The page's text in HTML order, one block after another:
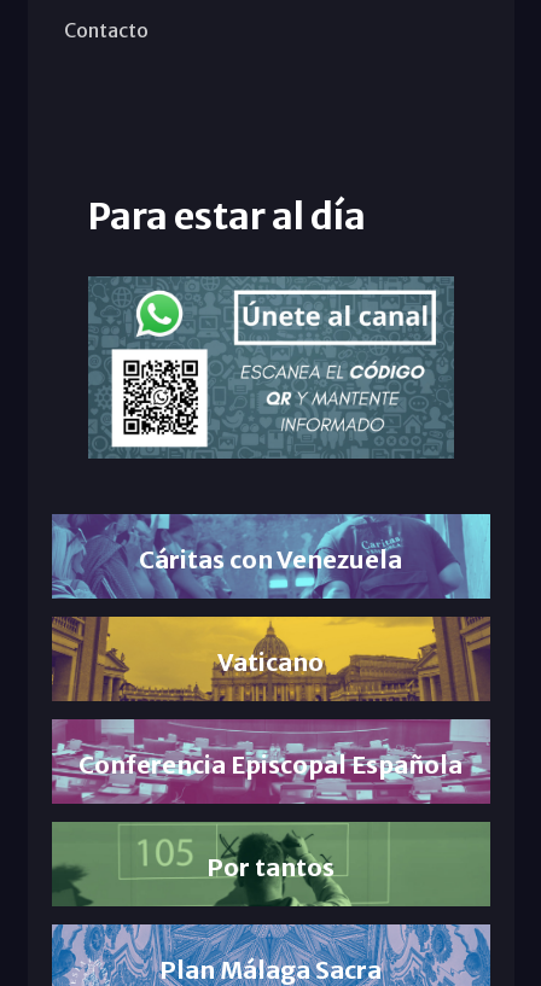
Contacto
Para estar al día
Cáritas con Venezuela
Vaticano
Conferencia Episcopal Española
Por tantos
Plan Málaga Sacra